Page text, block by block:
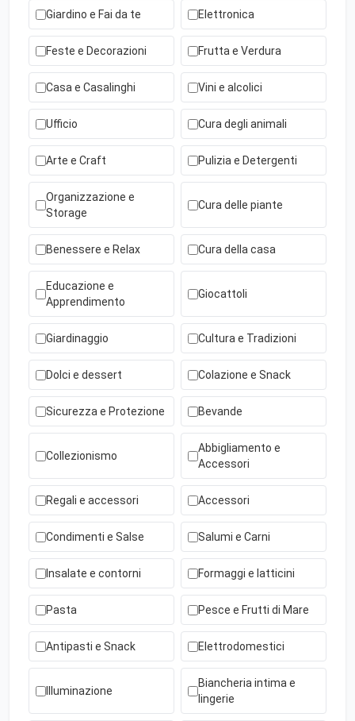
Giardino e Fai da te Elettronica
Feste e Decorazioni Frutta e Verdura
Casa e Casalinghi Vini e alcolici
Ufficio Cura degli animali
Arte e Craft Pulizia e Detergenti
Organizzazione e
Storage
Cura delle piante
Benessere e Relax Cura della casa
Educazione e
Apprendimento
Giocattoli
Giardinaggio Cultura e Tradizioni
Dolci e dessert Colazione e Snack
Sicurezza e Protezione Bevande
Collezionismo
Abbigliamento e
Accessori
Regali e accessori Accessori
Condimenti e Salse Salumi e Carni
Insalate e contorni Formaggi e latticini
Pasta Pesce e Frutti di Mare
Antipasti e Snack Elettrodomestici
Illuminazione
Biancheria intima e
lingerie